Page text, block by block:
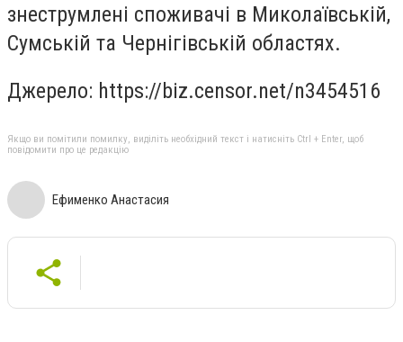
знеструмлені споживачі в Миколаївській,
Сумській та Чернігівській областях.
Джерело: https://biz.censor.net/n3454516
Якщо ви помітили помилку, виділіть необхідний текст і натисніть Ctrl + Enter, щоб
повідомити про це редакцію
Ефименко Анастасия